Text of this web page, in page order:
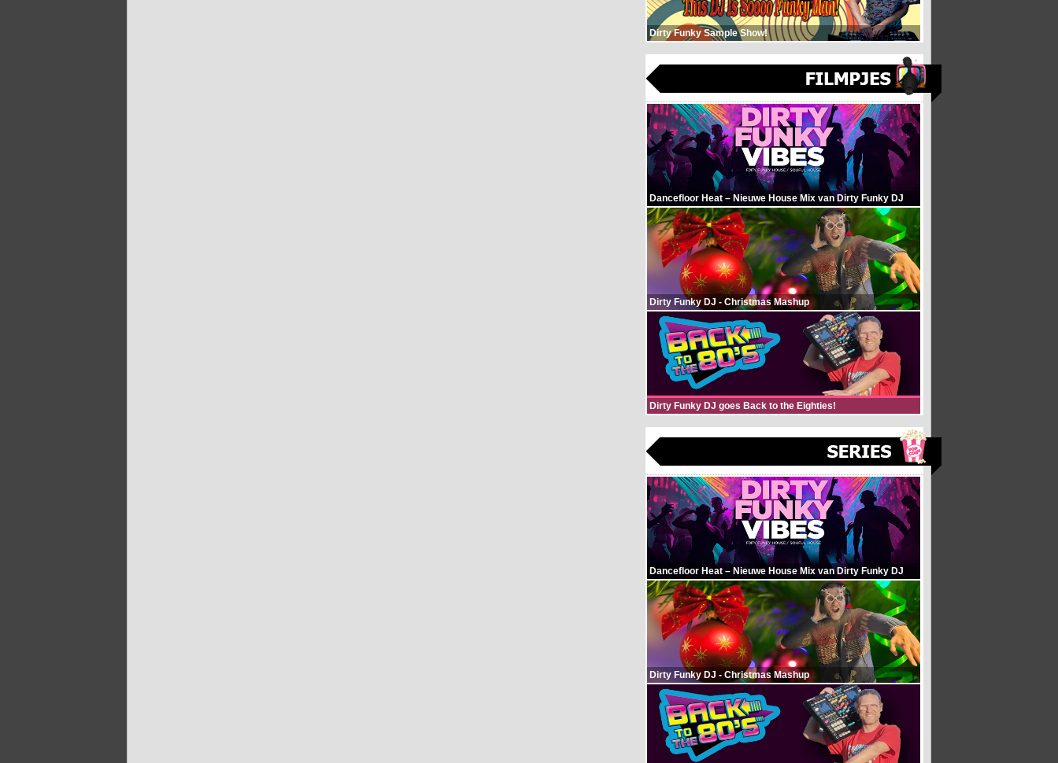
Dirty Funky Sample Show!
Dancefloor Heat – Nieuwe House Mix van Dirty Funky DJ
Dirty Funky DJ - Christmas Mashup
Dirty Funky DJ goes Back to the Eighties!
Dancefloor Heat – Nieuwe House Mix van Dirty Funky DJ
Dirty Funky DJ - Christmas Mashup